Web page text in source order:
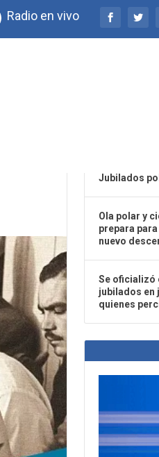
Radio en vivo
Jubilados
Ola polar y
prepara
nuevo
Se oficializó
jubilados en
quienes